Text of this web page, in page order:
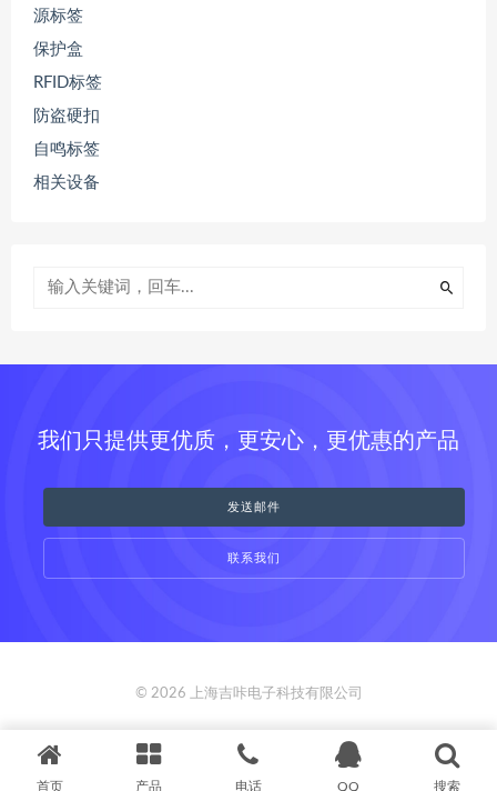
源标签
保护盒
RFID标签
防盗硬扣
自鸣标签
相关设备
我们只提供更优质，更安心，更优惠的产品
发送邮件
联系我们
© 2026 上海吉咔电子科技有限公司
首页 产品 电话 QQ 搜索